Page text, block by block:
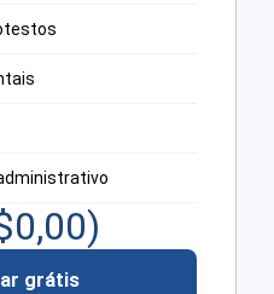
0,00)
grátis